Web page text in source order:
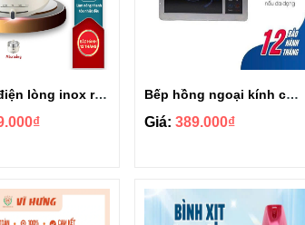
Nồi lẩu điện lòng inox rời 4 Lít Ladomax HA-236 Bếp hồng ngoại kính cường lực MATIKA MTK-H22
Giá:389.000₫